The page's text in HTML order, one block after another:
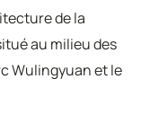
de la
au milieu des
Wulingyuan et le